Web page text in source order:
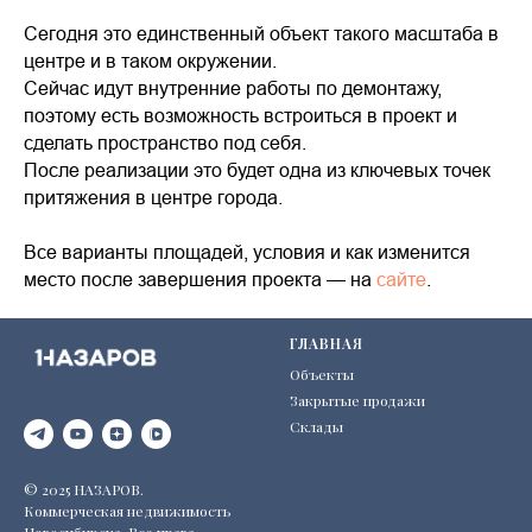
Сегодня это единственный объект такого масштаба в
центре и в таком окружении.
Сейчас идут внутренние работы по демонтажу,
поэтому есть возможность встроиться в проект и
сделать пространство под себя.
После реализации это будет одна из ключевых точек
притяжения в центре города.
Все варианты площадей, условия и как изменится
место после завершения проекта — на сайте
© 2025 НАЗАРОВ.
Коммерческая недвижимость
ГЛАВНАЯ
Объекты
Закрытые продажи
Склады